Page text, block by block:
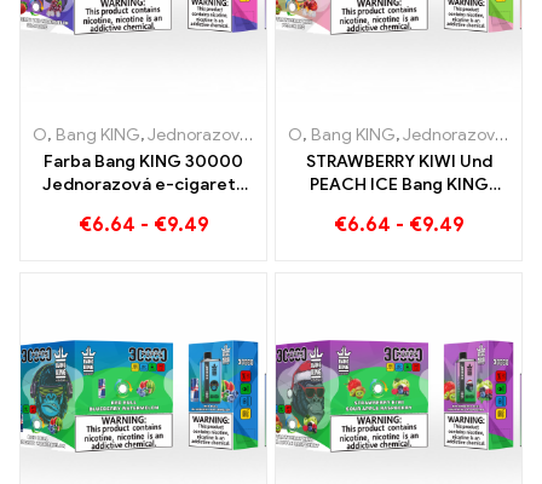
O, Bang KING,Jednorazové elektronické cigarety Litva ,
Farba Bang KING 30000
Jednorazová e-cigareta
sladkého jahodového
€6.64 - €9.49
O, Bang KING,Jednorazové elektronické cigarety Litva
STRAWBERRY KIWI Und
PEACH ICE Bang KING
elektronická cigareta
€6.64 - €9.49